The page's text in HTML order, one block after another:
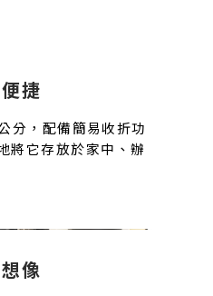
捷
，配備簡易收折功
將它存放於家中、辦
像